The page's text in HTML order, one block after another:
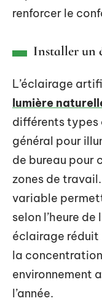
renforcer le
Installer un
L’éclairage
lumière
différents types
général pour
de bureau pour
zones de
variable
selon l’heure
éclairage réduit
la
environnement
l’année.